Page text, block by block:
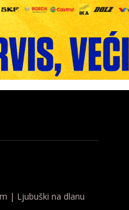
| Ljubuški na dlanu